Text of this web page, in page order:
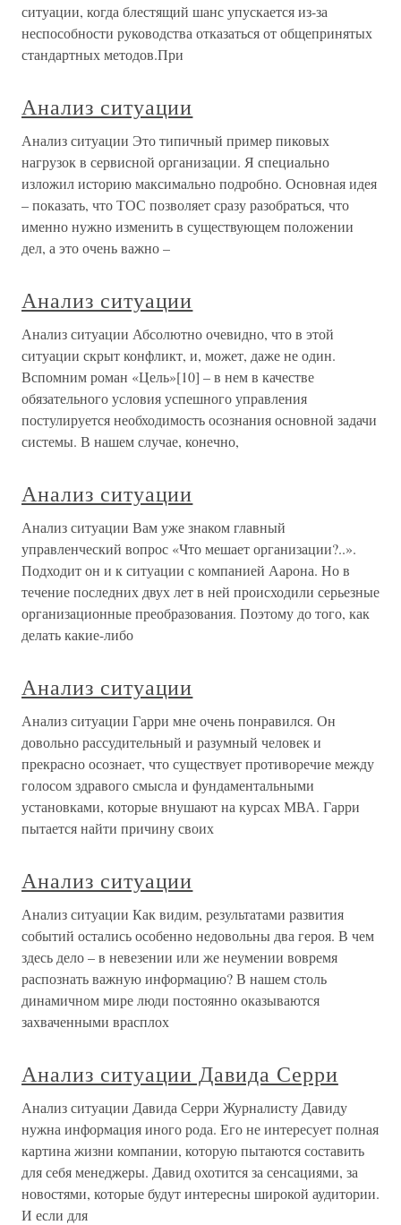
ситуации, когда блестящий шанс упускается из-за
неспособности руководства отказаться от общепринятых
стандартных методов.При
Анализ ситуации
Анализ ситуации Это типичный пример пиковых
нагрузок в сервисной организации. Я специально
изложил историю максимально подробно. Основная идея
– показать, что ТОС позволяет сразу разобраться, что
именно нужно изменить в существующем положении
дел, а это очень важно –
Анализ ситуации
Анализ ситуации Абсолютно очевидно, что в этой
ситуации скрыт конфликт, и, может, даже не один.
Вспомним роман «Цель»[10] – в нем в качестве
обязательного условия успешного управления
постулируется необходимость осознания основной задачи
системы. В нашем случае, конечно,
Анализ ситуации
Анализ ситуации Вам уже знаком главный
управленческий вопрос «Что мешает организации?..».
Подходит он и к ситуации с компанией Аарона. Но в
течение последних двух лет в ней происходили серьезные
организационные преобразования. Поэтому до того, как
делать какие-либо
Анализ ситуации
Анализ ситуации Гарри мне очень понравился. Он
довольно рассудительный и разумный человек и
прекрасно осознает, что существует противоречие между
голосом здравого смысла и фундаментальными
установками, которые внушают на курсах МВА. Гарри
пытается найти причину своих
Анализ ситуации
Анализ ситуации Как видим, результатами развития
событий остались особенно недовольны два героя. В чем
здесь дело – в невезении или же неумении вовремя
распознать важную информацию? В нашем столь
динамичном мире люди постоянно оказываются
захваченными врасплох
Анализ ситуации Давида Серри
Анализ ситуации Давида Серри Журналисту Давиду
нужна информация иного рода. Его не интересует полная
картина жизни компании, которую пытаются составить
для себя менеджеры. Давид охотится за сенсациями, за
новостями, которые будут интересны широкой аудитории.
И если для